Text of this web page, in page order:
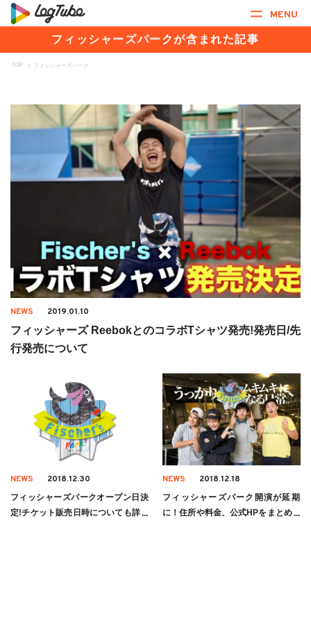
MENU
フィッシャーズパークが含まれた記事
TOP > フィッシャーズパーク
NEWS 2019.01.10
フィッシャーズ ReebokとのコラボTシャツ発売!発売日/先
行発売について
NEWS 2018.12.30
フィッシャーズパークオープン日決
定!チケット販売日時についても詳し
NEWS 2018.12.18
フィッシャーズパーク開演が延期
に！住所や料金、公式HPをまとめて